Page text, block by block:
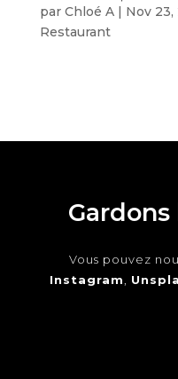
par Chloé A| Nov 23,
Restaurant
Vous pouvez
Instagram